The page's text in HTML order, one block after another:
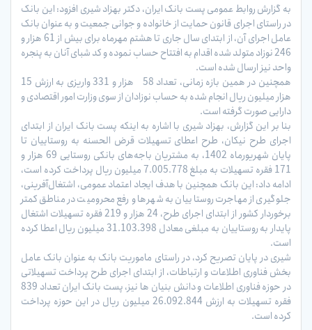
به گزارش روابط عمومی پست بانک ایران، دکتر بهزاد شیری افزود: این بانک
در راستای اجرای قانون حمایت از خانواده و جوانی جمعیت و به عنوان بانک
عامل اجرای آن، از ابتدای سال جاری تا هشتم مهرماه برای بیش از 61 هزار و
246 نوزاد متولد شده اقدام به افتتاح حساب نموده و کد شبای آنان به پنجره
واحد نیز ارسال شده است.
همچنین در همین بازه زمانی، تعداد 58 هزار و 331 واریزی به ارزش 15
هزار میلیون ریال انجام شده به حساب نوزادان از سوی وزارت امور اقتصادی و
دارایی صورت گرفته است.
بنا بر این گزارش، بهزاد شیری با اشاره به اینکه پست بانک ایران از ابتدای
اجرای طرح نیکان، طرح اعطای تسهیلات قرض الحسنه به روستاییان تا
پایان شهریورماه 1402، به مشتریان باجه‌های بانکی روستایی 69 هزار و
171 فقره تسهیلات به مبلغ 7.005.778 میلیون ریال پرداخت کرده است،
ادامه داد: این بانک همچنین با هدف ایجاد اعتماد عمومی، اشتغال‌آفرینی،
جلوگیری از مهاجرت روستاییان به شهرها و رفع محرومیت در مناطق کمتر
برخوردار کشور از ابتدای اجرای طرح، 24 هزار و 219 فقره تسهیلات اشتغال
پایدار به روستاییان به مبلغی معادل 31.103.398 میلیون ریال اعطا کرده
است.
شیری در پایان تصریح کرد، در راستای ماموریت بانک به عنوان بانک عامل
بخش فناوری اطلاعات و ارتباطات، از ابتدای اجرای طرح پرداخت تسهیلاتی
در حوزه فناوری اطلاعات و دانش بنیان ها نیز، پست بانک ایران تعداد 839
فقره تسهیلات به ارزش 26.092.844 میلیون ریال در این حوزه پرداخت
کرده است.